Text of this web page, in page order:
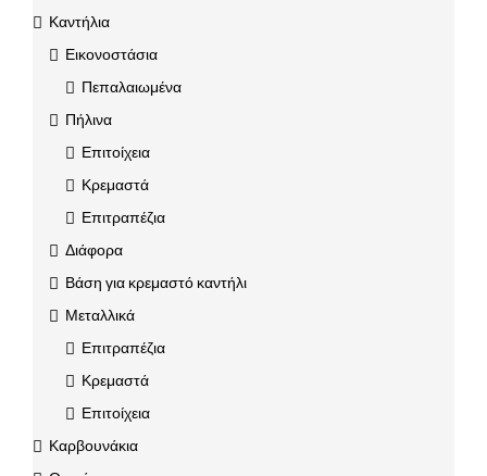
Καντήλια
Εικονοστάσια
Πεπαλαιωμένα
Πήλινα
Επιτοίχεια
Κρεμαστά
Επιτραπέζια
Διάφορα
Βάση για κρεμαστό καντήλι
Μεταλλικά
Επιτραπέζια
Κρεμαστά
Επιτοίχεια
Καρβουνάκια